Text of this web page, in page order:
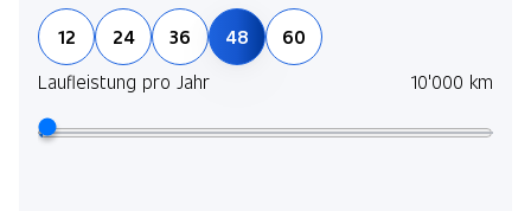
12 24 36 48
60
Laufleistung pro Jahr
10'000 km